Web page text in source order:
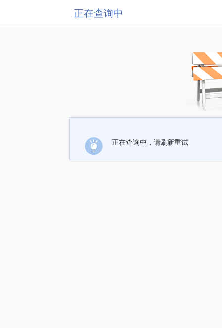
正在查询中
正在查询中，请刷新重试